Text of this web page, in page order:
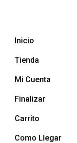
Inicio
Tienda
Mi Cuenta
Finalizar
Carrito
Como Llegar